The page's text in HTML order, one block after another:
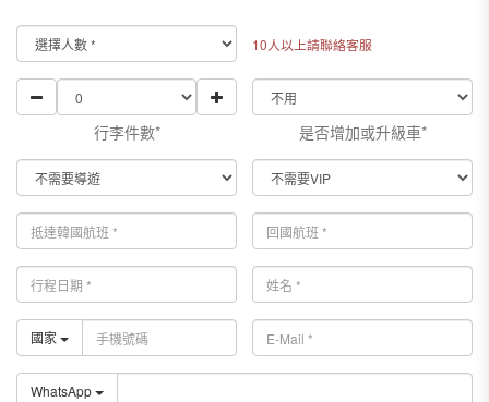
10人以上請聯絡客服
行李件數* 是否增加或升級車*
國家
WhatsApp